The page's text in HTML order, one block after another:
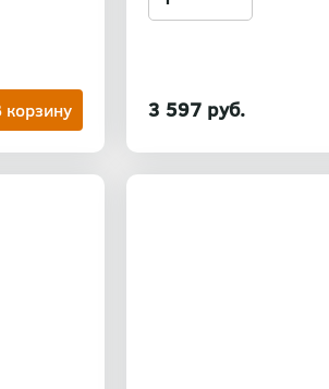
3 597 руб.